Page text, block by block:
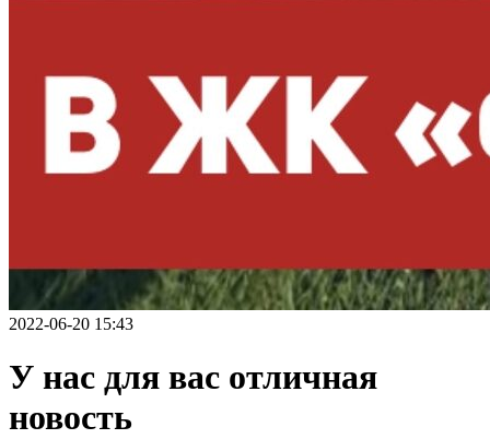
2022-06-20 15:43
У нас для вас отличная
новость